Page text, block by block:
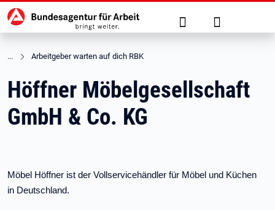
zu den Hauptinhalten springen
Hauptnavigation Suche Anmelden
Arbeitgeber warten auf dich RBK
Höffner Möbelgesellschaft
GmbH & Co. KG
Möbel Höffner ist der Vollservicehändler für Möbel und Küchen
in Deutschland.